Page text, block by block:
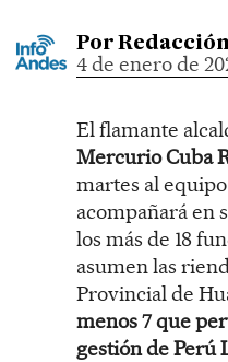
Por
4 de enero de
El flamante
Mercurio Cuba
martes al
acompañará en
los más de 18
asumen las
Provincial de
menos 7 que
gestión de Perú